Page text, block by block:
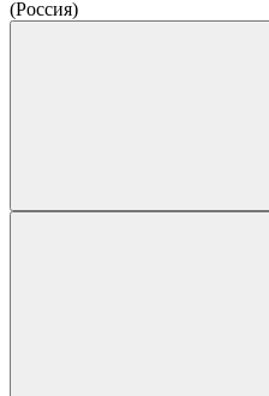
(Россия)